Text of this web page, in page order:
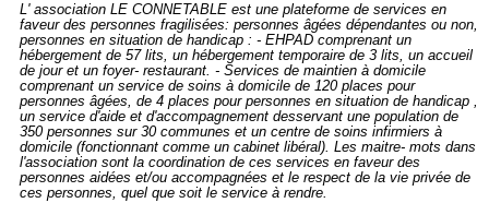
L' association LE CONNETABLE est une plateforme de services en
faveur des personnes fragilisées: personnes âgées dépendantes ou non,
personnes en situation de handicap : - EHPAD comprenant un
hébergement de 57 lits, un hébergement temporaire de 3 lits, un accueil
de jour et un foyer- restaurant. - Services de maintien à domicile
comprenant un service de soins à domicile de 120 places pour
personnes âgées, de 4 places pour personnes en situation de handicap ,
un service d'aide et d'accompagnement desservant une population de
350 personnes sur 30 communes et un centre de soins infirmiers à
domicile (fonctionnant comme un cabinet libéral). Les maitre- mots dans
l'association sont la coordination de ces services en faveur des
personnes aidées et/ou accompagnées et le respect de la vie privée de
ces personnes, quel que soit le service à rendre.